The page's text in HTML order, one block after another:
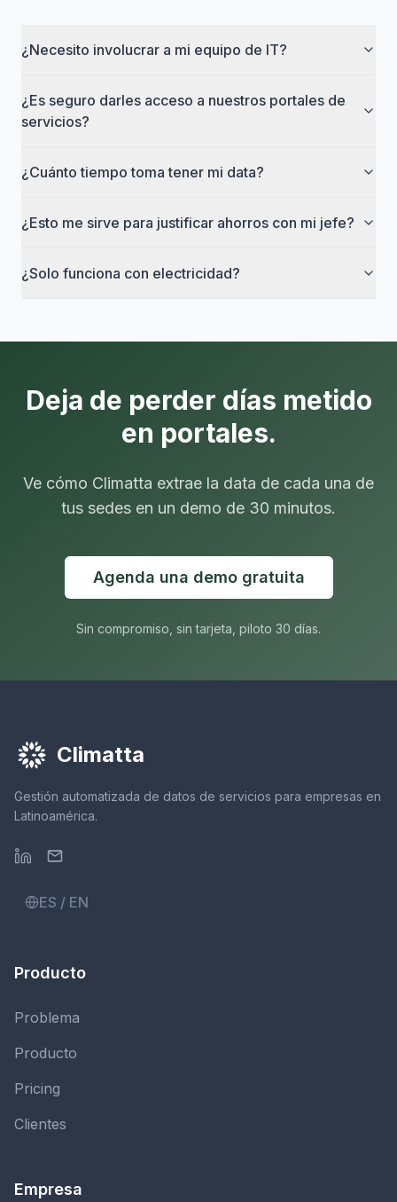
¿Necesito involucrar a mi equipo de IT?
¿Es seguro darles acceso a nuestros portales de
servicios?
¿Cuánto tiempo toma tener mi data?
¿Esto me sirve para justificar ahorros con mi jefe?
¿Solo funciona con electricidad?
Deja de perder días metido
en portales.
Ve cómo Climatta extrae la data de cada una de
tus sedes en un demo de 30 minutos.
Agenda una demo gratuita
Sin compromiso, sin tarjeta, piloto 30 días.
Climatta
Gestión automatizada de datos de servicios para empresas en
Latinoamérica.
ES / EN
Producto
Problema
Producto
Pricing
Clientes
Empresa